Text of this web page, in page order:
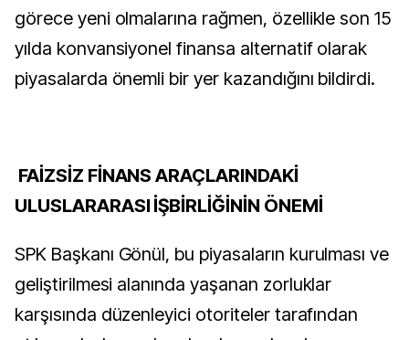
görece yeni olmalarına rağmen, özellikle son 15
yılda konvansiyonel finansa alternatif olarak
piyasalarda önemli bir yer kazandığını bildirdi.
FAİZSİZ FİNANS ARAÇLARINDAKİ
ULUSLARARASI İŞBİRLİĞİNİN ÖNEMİ
SPK Başkanı Gönül, bu piyasaların kurulması ve
geliştirilmesi alanında yaşanan zorluklar
karşısında düzenleyici otoriteler tarafından